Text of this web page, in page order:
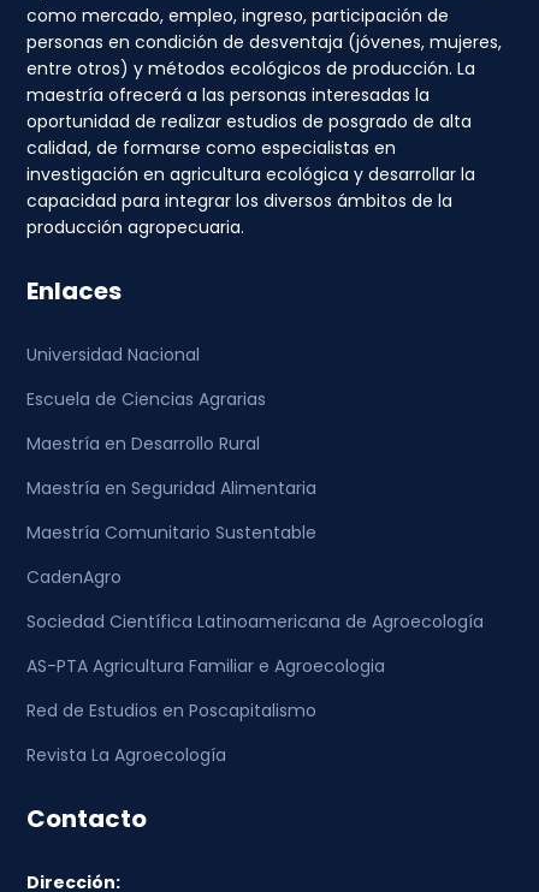
como mercado, empleo, ingreso, participación de
personas en condición de desventaja (jóvenes, mujeres,
entre otros) y métodos ecológicos de producción. La
maestría ofrecerá a las personas interesadas la
oportunidad de realizar estudios de posgrado de alta
calidad, de formarse como especialistas en
investigación en agricultura ecológica y desarrollar la
capacidad para integrar los diversos ámbitos de la
producción agropecuaria.
Enlaces
Universidad Nacional
Escuela de Ciencias Agrarias
Maestría en Desarrollo Rural
Maestría en Seguridad Alimentaria
Maestría Comunitario Sustentable
CadenAgro
Sociedad Científica Latinoamericana de Agroecología
AS-PTA Agricultura Familiar e Agroecologia
Red de Estudios en Poscapitalismo
Revista La Agroecología
Contacto
Dirección: